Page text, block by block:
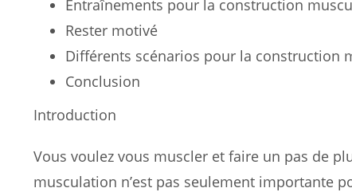
Entraînements pour la construction
Rester motivé
Différents scénarios pour la construction
Conclusion
Introduction
Vous voulez vous muscler et faire un pas de
musculation n’est pas seulement importante